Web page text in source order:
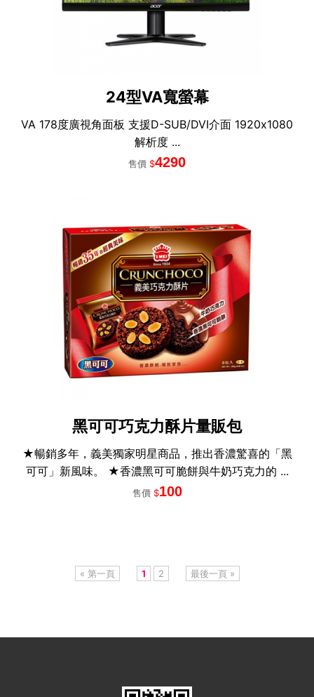
24型VA寬螢幕
VA 178度廣視角面板 支援D-SUB/DVI介面 1920x1080
解析度 ...
售價 $4290
黑可可巧克力酥片量販包
★暢銷多年，義美獨家明星商品，推出香濃驚喜的「黑
可可」新風味。 ★香濃黑可可脆餅與牛奶巧克力的 ...
售價 $100
« 第一頁 1 2 最後一頁 »